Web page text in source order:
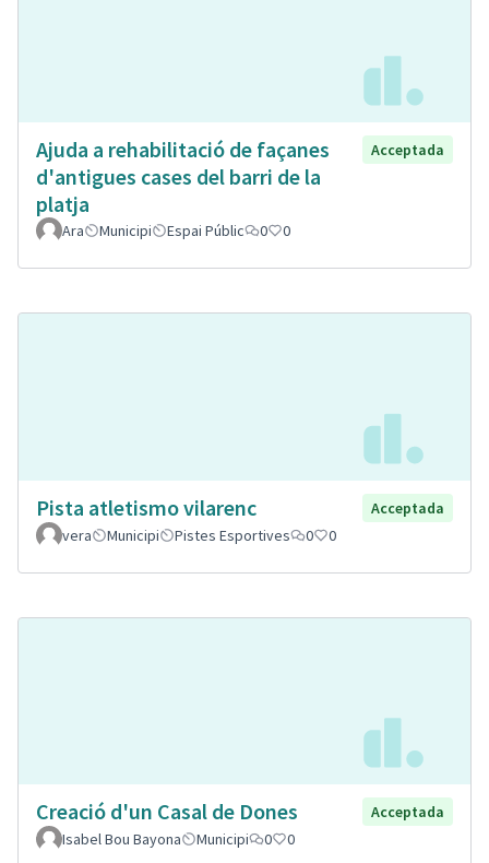
Ajuda a rehabilitació de façanes
d'antigues cases del barri de la
platja
Acceptada
Ara Municipi Espai Públic 0 0
Pista atletismo vilarenc
Acceptada
vera
Municipi Pistes Esportives 0 0
Creació d'un Casal de Dones
Acceptada
Isabel Bou Bayona
Municipi 0 0